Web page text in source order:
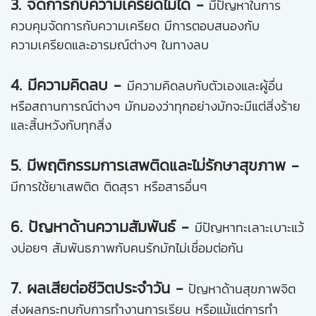
3. จัดการกับความเครียดไม่ได้ - มีปัญหาในการ
ควบคุมจัดการกับความเครียด มีการตอบสนองกับ
ความเครียดและอารมณ์ต่างๆ ในทางลบ
4. มีความคิดลบ - มีความคิดลบกับตัวเองและผู้อื่น
หรือสถานการณ์ต่างๆ มักมองว่าทุกอย่างมักจะมีแต่สิ่งร้าย
และสิ้นหวังกับทุกสิ่ง
5. มีพฤติกรรมการเสพติดและไม่รักษาสุขภาพ -
มีการใช้ยาเสพติด ติดสุรา หรือสารอื่นๆ
6. ปัญหาด้านความสัมพันธ์ - มีปัญหาทะเลาะเบาะแว้
งบ่อยๆ สัมพันธภาพกับคนรักมักไม่เชื่อมต่อกัน
7. ผลเสียต่อชีวิตประจำวัน - ปัญหาด้านสุขภาพจิต
ส่งผลกระทบกับการทำงานการเรียน หรือแม้แต่การทำ